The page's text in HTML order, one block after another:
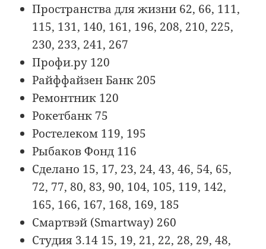
Пространства для жизни 62, 66, 111,
115, 131, 140, 161, 196, 208, 210, 225,
230, 233, 241, 267
Профи.ру 120
Райффайзен Банк 205
Ремонтник 120
Рокетбанк 75
Ростелеком 119, 195
Рыбаков Фонд 116
Сделано 15, 17, 23, 24, 43, 46, 54, 65,
72, 77, 80, 83, 90, 104, 105, 119, 142,
165, 166, 167, 168, 169, 185
Смартвэй (Smartway) 260
Студия 3.14 15, 19, 21, 22, 28, 29, 48,